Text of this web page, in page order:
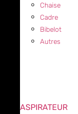
Chaise
Cadre
Bibelot
Autres
ASPIRATEUR